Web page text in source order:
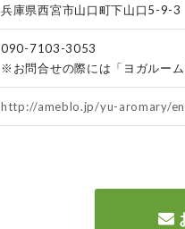
兵庫県西宮市山口町下山口5-9-3
090-7103-3053
※お問合せの際には「ヨガルー
http://ameblo.jp/yu-aromary/